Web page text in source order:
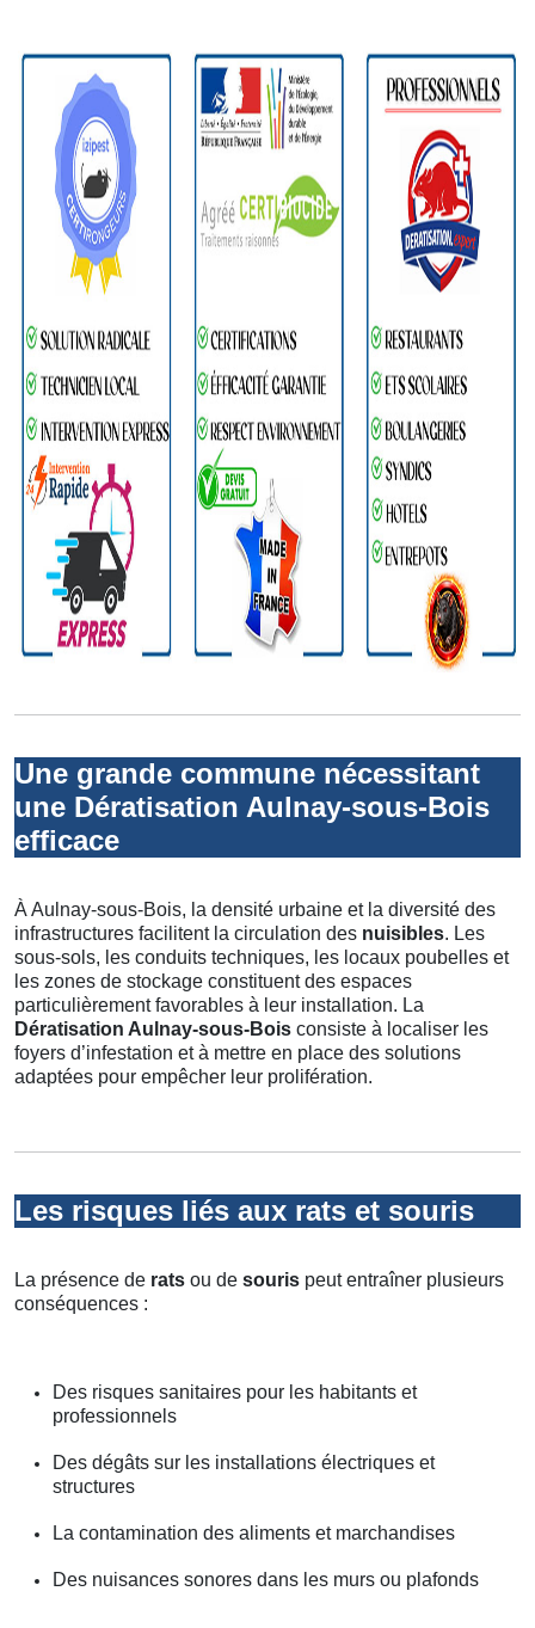
Une grande commune nécessitant
une Dératisation Aulnay-sous-Bois
efficace
À Aulnay-sous-Bois, la densité urbaine et la diversité des
infrastructures facilitent la circulation des nuisibles. Les
sous-sols, les conduits techniques, les locaux poubelles et
les zones de stockage constituent des espaces
particulièrement favorables à leur installation. La
Dératisation Aulnay-sous-Bois consiste à localiser les
foyers d’infestation et à mettre en place des solutions
adaptées pour empêcher leur prolifération.
Les risques liés aux rats et souris
La présence de rats ou de souris peut entraîner plusieurs
conséquences :
Des risques sanitaires pour les habitants et
professionnels
Des dégâts sur les installations électriques et
structures
La contamination des aliments et marchandises
Des nuisances sonores dans les murs ou plafonds